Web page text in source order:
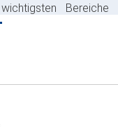
wichtigsten Bereiche
Risikos ab und sparen